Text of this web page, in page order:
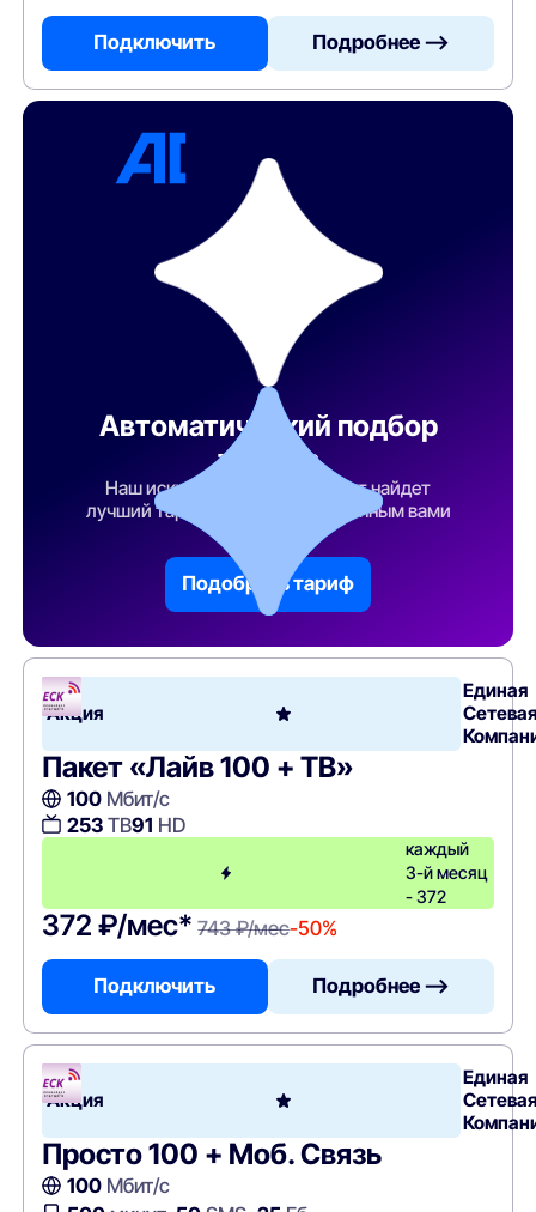
Подключить Подробнее —>
Автоматический подбор
тарифа
Наш искусственный интеллект найдет
лучший тарифный план по указанным вами
Подобрать тариф
Акция
Единая
Пакет «Лайв 100 + ТВ»
100Мбит/с
253ТВ91 HD
каждый
3-й месяц
- 372
372 ₽/мес* 743 ₽/мес-50%
Подключить Подробнее —>
Акция
Единая
Просто 100 + Моб. Связь
100Мбит/с